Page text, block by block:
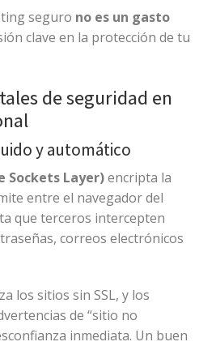
seguro no es un gasto
clave en la protección de tu
de seguridad en
y automático
Sockets Layer)encripta la
entre el navegador del
que terceros intercepten
correos electrónicos
los sitios sin SSL, y los
de “sitio no
inmediata. Un buen